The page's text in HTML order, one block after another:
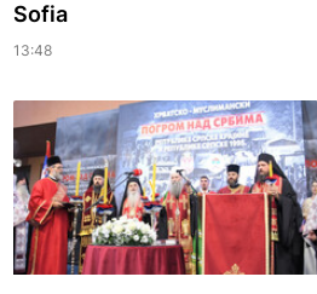
Sofia
13:48